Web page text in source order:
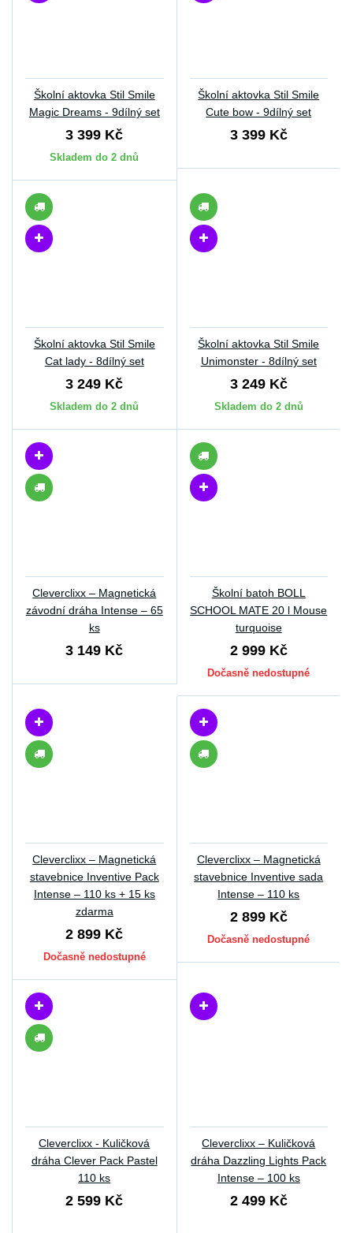
Školní aktovka Stil Smile
Magic Dreams - 9dílný set
3 399 Kč
Skladem do 2 dnů
Školní aktovka Stil Smile
Cute bow - 9dílný set
3 399 Kč
Školní aktovka Stil Smile
Cat lady - 8dílný set
3 249 Kč
Skladem do 2 dnů
Školní aktovka Stil Smile
Unimonster - 8dílný set
3 249 Kč
Skladem do 2 dnů
Cleverclixx – Magnetická
závodní dráha Intense – 65
ks
3 149 Kč
Školní batoh BOLL
SCHOOL MATE 20 l Mouse
turquoise
2 999 Kč
Dočasně nedostupné
Cleverclixx – Magnetická
stavebnice Inventive Pack
Intense – 110 ks + 15 ks
zdarma
2 899 Kč
Dočasně nedostupné
Cleverclixx – Magnetická
stavebnice Inventive sada
Intense – 110 ks
2 899 Kč
Dočasně nedostupné
Cleverclixx - Kuličková
dráha Clever Pack Pastel
110 ks
2 599 Kč
Cleverclixx – Kuličková
dráha Dazzling Lights Pack
Intense – 100 ks
2 499 Kč